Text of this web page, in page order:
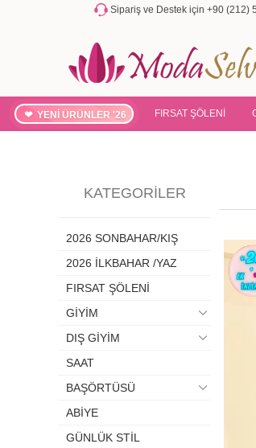
Sipariş ve Destek için +90 (212)
YENİ ÜRÜNLER '26 FIRSAT ŞÖLENİ
KATEGORILER
2026 SONBAHAR/KIŞ
2026 İLKBAHAR /YAZ
FIRSAT ŞÖLENİ
GİYİM
DIŞ GİYİM
SAAT
BAŞÖRTÜSÜ
ABİYE
GÜNLÜK STİL